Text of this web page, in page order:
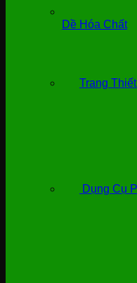
Dề Hóa Chất
Trang
Dụng Cụ